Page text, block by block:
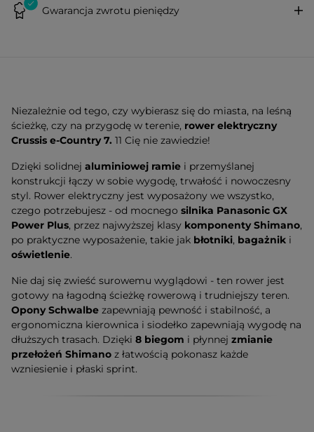
Gwarancja zwrotu pieniędzy
Niezależnie od tego, czy wybierasz się do miasta, na leśną
ścieżkę, czy na przygodę w terenie, rower elektryczny
Crussis e-Country 7. 11 Cię nie zawiedzie!
Dzięki solidnej aluminiowej ramie i przemyślanej
konstrukcji łączy w sobie wygodę, trwałość i nowoczesny
styl. Rower elektryczny jest wyposażony we wszystko,
czego potrzebujesz - od mocnego silnika Panasonic GX
Power Plus, przez najwyższej klasy komponenty Shimano,
po praktyczne wyposażenie, takie jak błotniki, bagażnik i
oświetlenie.
Nie daj się zwieść surowemu wyglądowi - ten rower jest
gotowy na łagodną ścieżkę rowerową i trudniejszy teren.
Opony Schwalbe zapewniają pewność i stabilność, a
ergonomiczna kierownica i siodełko zapewniają wygodę na
dłuższych trasach. Dzięki 8 biegom i płynnej zmianie
przełożeń Shimano z łatwością pokonasz każde
wzniesienie i płaski sprint.